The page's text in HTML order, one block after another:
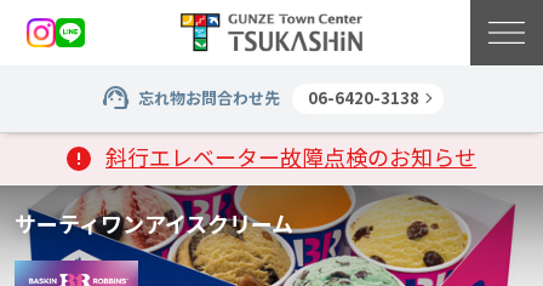
斜行エレベーター故障点検のお知らせ
忘れ物お問合わせ先 06-6420-3138
サーティワンアイスクリーム